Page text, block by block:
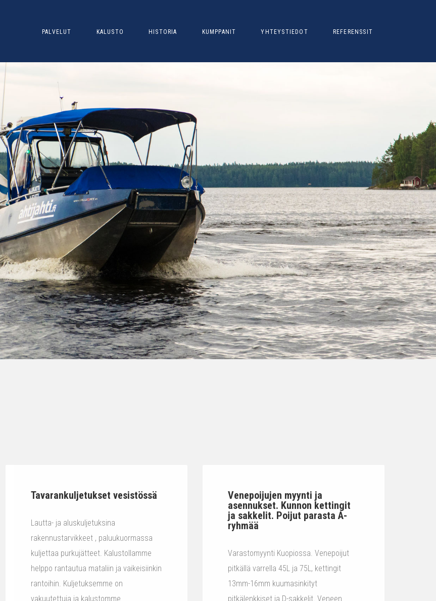
PALVELUT KALUSTO HISTORIA KUMPPANIT YHTEYSTIEDOT REFERENSSIT
Tavarankuljetukset vesistössä
Lautta- ja aluskuljetuksina
rakennustarvikkeet , paluukuormassa
kuljettaa purkujätteet. Kalustollamme
helppo rantautua mataliin ja vaikeisiinkin
rantoihin. Kuljetuksemme on
vakuutettuja ja kalustomme
Venepoijujen myynti ja
asennukset. Kunnon kettingit
ja sakkelit. Poijut parasta A-
ryhmää
Varastomyynti Kuopiossa. Venepoijut
pitkällä varrella 45L ja 75L, kettingit
13mm-16mm kuumasinkityt
pitkälenkkiset ja D-sakkelit. Veneen